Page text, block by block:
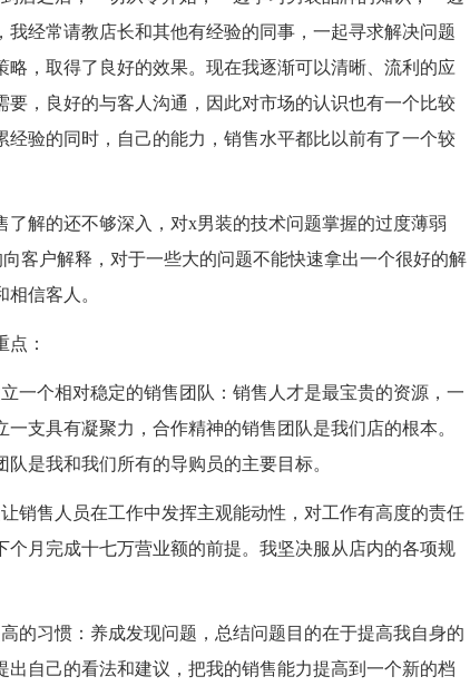
经常请教店长和其他有经验的同事，一起寻求解决问题
，取得了良好的效果。现在我逐渐可以清晰、流利的应
，良好的与客人沟通，因此对市场的认识也有一个比较
验的同时，自己的能力，销售水平都比以前有了一个较
解的还不够深入，对x男装的技术问题掌握的过度薄弱
客户解释，对于一些大的问题不能快速拿出一个很好的解
信客人。
：
一个相对稳定的销售团队：销售人才是最宝贵的资源，一
支具有凝聚力，合作精神的销售团队是我们店的根本。
是我和我们所有的导购员的主要目标。
销售人员在工作中发挥主观能动性，对工作有高度的责任
月完成十七万营业额的前提。我坚决服从店内的各项规
的习惯：养成发现问题，总结问题目的在于提高我自身的
自己的看法和建议，把我的销售能力提高到一个新的档